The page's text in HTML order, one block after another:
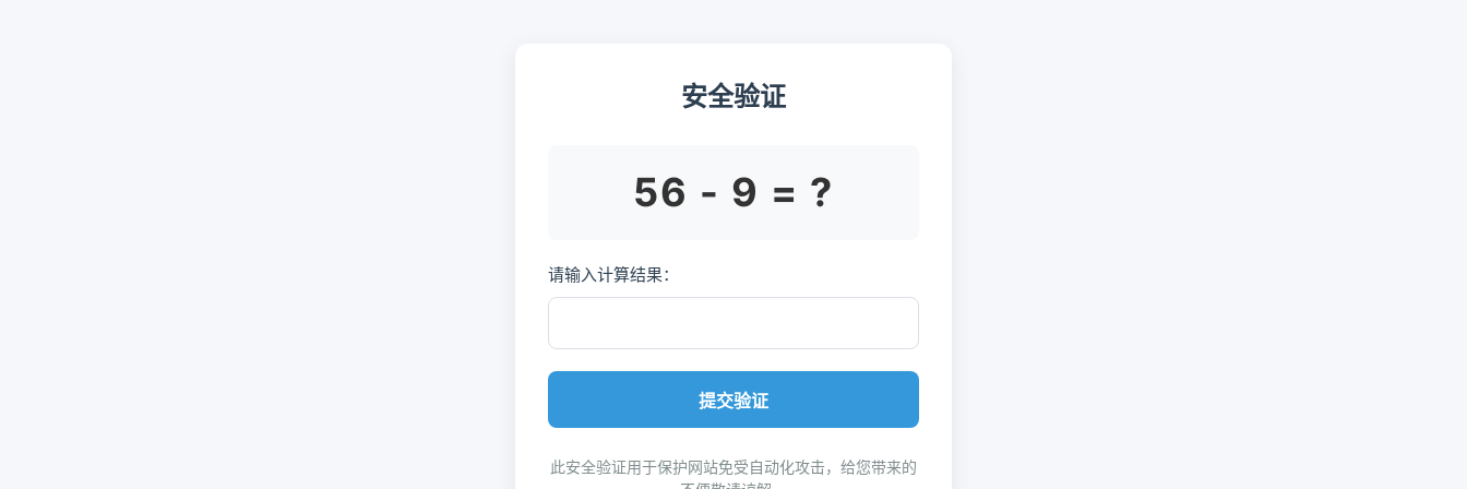
安全验证
56 - 9 = ?
请输入计算结果：
提交验证
此安全验证用于保护网站免受自动化攻击，给您带来的